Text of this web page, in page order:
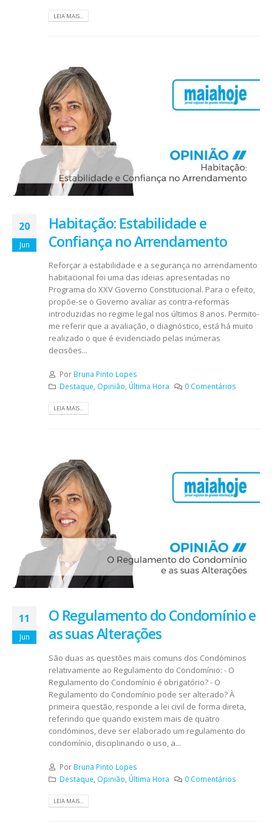
LEIA MAIS...
20
Jun
Habitação: Estabilidade e
Confiança no Arrendamento
Reforçar a estabilidade e a segurança no arrendamento
habitacional foi uma das ideias apresentadas no
Programa do XXV Governo Constitucional. Para o efeito,
propõe-se o Governo avaliar as contra-reformas
introduzidas no regime legal nos últimos 8 anos. Permito-
me referir que a avaliação, o diagnóstico, está há muito
realizado o que é evidenciado pelas inúmeras
decisões...
Por Bruna Pinto Lopes
Destaque Opinião Última Hora 0 Comentários
LEIA MAIS...
11
Jun
O Regulamento do Condomínio e
as suas Alterações
São duas as questões mais comuns dos Condóminos
relativamente ao Regulamento do Condomínio: - O
Regulamento do Condomínio é obrigatório? - O
Regulamento do Condomínio pode ser alterado? À
primeira questão, responde a lei civil de forma direta,
referindo que quando existem mais de quatro
condóminos, deve ser elaborado um regulamento do
condomínio, disciplinando o uso, a...
Por Bruna Pinto Lopes
Destaque Opinião Última Hora 0 Comentários
LEIA MAIS...